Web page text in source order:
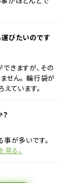
びたいのです
きますが、その
せん。 輪行袋が
ています。
が多いです。
る。